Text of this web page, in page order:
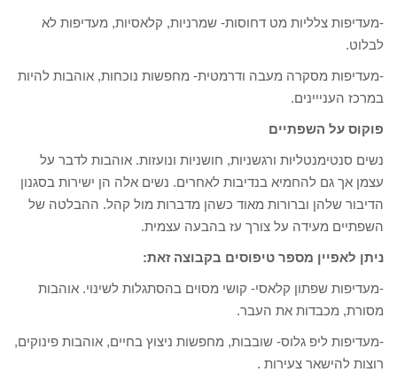
-מעדיפות צלליות מט דחוסות- שמרניות, קלאסיות, מעדיפות לא
לבלוט.
-מעדיפות מסקרה מעבה ודרמטית- מחפשות נוכחות, אוהבות להיות
במרכז הענייינים.
פוקוס על השפתיים
נשים סנטימנטליות ורגשניות, חושניות ונועזות. אוהבות לדבר על
עצמן אך גם להחמיא בנדיבות לאחרים. נשים אלה הן ישירות בסגנון
הדיבור שלהן וברורות מאוד כשהן מדברות מול קהל. ההבלטה של
השפתיים מעידה על צורך עז בהבעה עצמית.
ניתן לאפיין מספר טיפוסים בקבוצה זאת:
-מעדיפות שפתון קלאסי- קושי מסוים בהסתגלות לשינוי. אוהבות
מסורת, מכבדות את העבר.
-מעדיפות ליפ גלוס- שובבות, מחפשות ניצוץ בחיים, אוהבות פינוקים,
רוצות להישאר צעירות .